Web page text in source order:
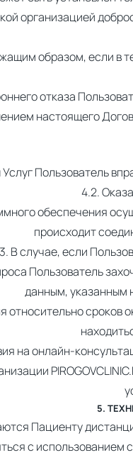
организацией
образом, если в
отказа
настоящего
Услуг Пользователь
4.2.
обеспечения
происходит
В случае, если
Пользователь
данным, указанным
относительно сроков
на онлайн-
5.
Пациенту
с